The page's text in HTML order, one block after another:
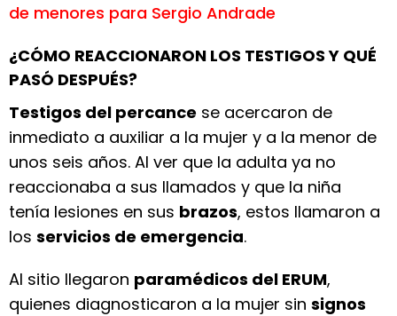
de menores para Sergio Andrade
¿CÓMO REACCIONARON LOS TESTIGOS Y QUÉ
PASÓ DESPUÉS?
Testigos del percance se acercaron de
inmediato a auxiliar a la mujer y a la menor de
unos seis años. Al ver que la adulta ya no
reaccionaba a sus llamados y que la niña
tenía lesiones en sus brazos, estos llamaron a
los servicios de emergencia.
Al sitio llegaron paramédicos del ERUM,
quienes diagnosticaron a la mujer sin signos